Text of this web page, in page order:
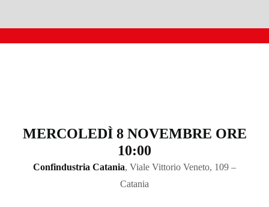
MERCOLEDÌ 8 NOVEMBRE ORE
10:00
Confindustria Catania, Viale Vittorio Veneto, 109 –
Catania